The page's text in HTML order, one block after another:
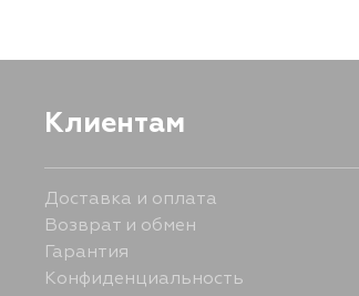
Клиентам
Доставка и оплата
Возврат и обмен
Гарантия
Конфиденциальность